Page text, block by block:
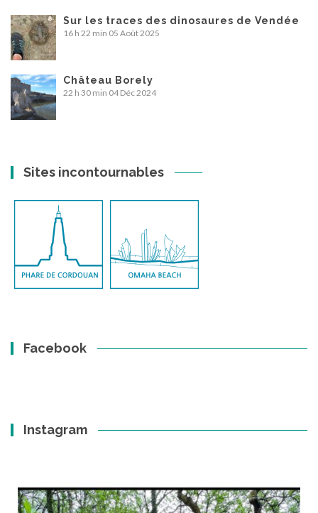
Sur les traces des dinosaures de Vendée
16 h 22 min 05 Août 2025
Château Borely
22 h 30 min 04 Déc 2024
Sites incontournables
Facebook
Instagram